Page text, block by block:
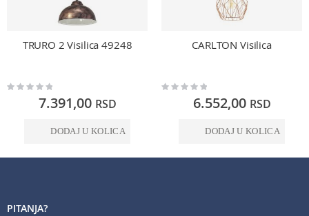
TRURO 2 Visilica 49248
Rating:
7.391,00 RSD
DODAJ U KOLICA
CARLTON Visilica
Rating:
6.552,00 RSD
DODAJ U KOLICA
PITANJA?